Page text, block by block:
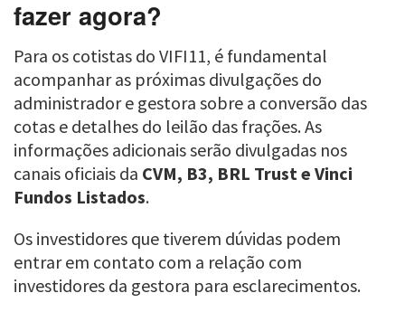
fazer agora?
Para os cotistas do VIFI11, é fundamental
acompanhar as próximas divulgações do
administrador e gestora sobre a conversão das
cotas e detalhes do leilão das frações. As
informações adicionais serão divulgadas nos
canais oficiais da CVM, B3, BRL Trust e Vinci
Fundos Listados.
Os investidores que tiverem dúvidas podem
entrar em contato com a relação com
investidores da gestora para esclarecimentos.